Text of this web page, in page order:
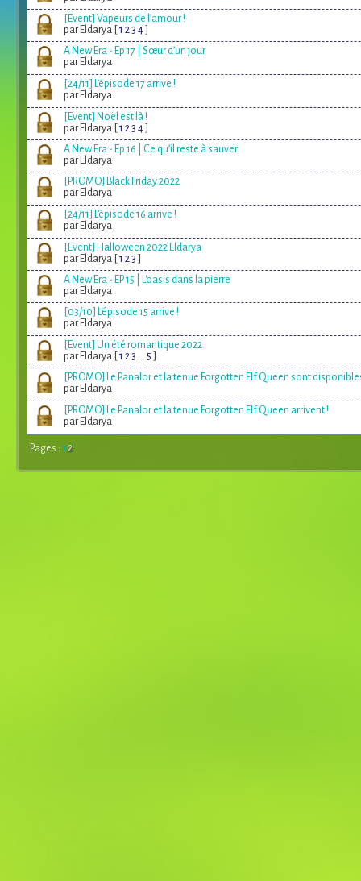
[Event] Vapeurs de l’amour !
par Eldarya [ 1 23 4]
A New Era - Ep 17 | Sœur d’un jour
par Eldarya
[24/11] L’épisode 17 arrive !
par Eldarya
[Event] Noël est là !
par Eldarya [ 1 23 4]
A New Era - Ep 16 | Ce qu’il reste à sauver
par Eldarya
[PROMO] Black Friday 2022
par Eldarya
[24/11] L’épisode 16 arrive !
par Eldarya
[Event] Halloween 2022 Eldarya
par Eldarya [ 1 23
A New Era - EP 15 | L'oasis dans la pierre
par Eldarya
[03/10] L'épisode 15 arrive !
par Eldarya
[Event] Un été romantique 2022
par Eldarya [ 1 23 ... 5
[PROMO] Le Panalor et la tenue Forgotten Elf Queen sont
par Eldarya
[PROMO] Le Panalor et la tenue Forgotten Elf Queen arrivent !
par Eldarya
Pages : 1 2